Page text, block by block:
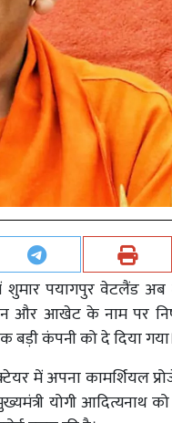
पयागपुर वेटलैंड अब
और आखेट के नाम पर
बड़ी कंपनी को दे दिया
में अपना कामर्शियल
योगी आदित्यनाथ